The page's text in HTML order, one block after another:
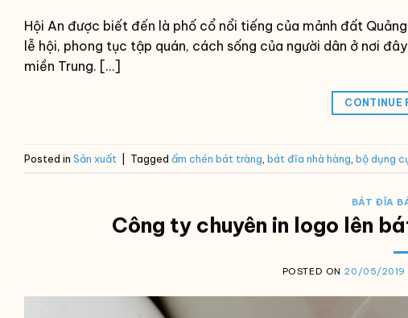
Hội An được biết đến là phố cổ nổi tiếng của mảnh đất
lễ hội, phong tục tập quán, cách sống của người dân ở nơi
miền Trung. […]
CONTINUE
Posted in Sản xuất Tagged ấm chén bát tràng bát đĩa nhà hàng bộ dụng
BÁT ĐĨA
Công ty chuyên in logo lên
POSTED ON 20/05/2019